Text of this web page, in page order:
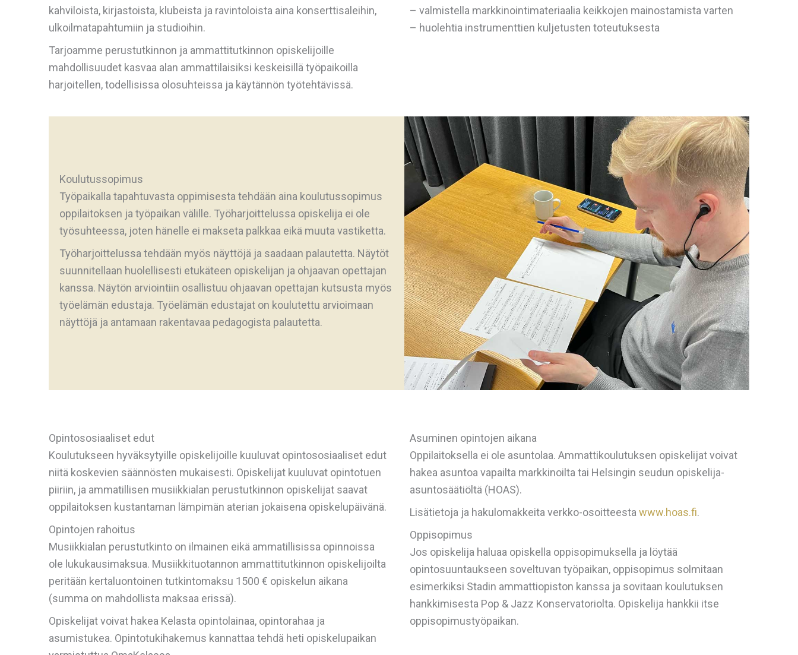
kahviloista, kirjastoista, klubeista ja ravintoloista aina konserttisaleihin,
ulkoilmatapahtumiin ja studioihin.
Tarjoamme perustutkinnon ja ammattitutkinnon opiskelijoille
mahdollisuudet kasvaa alan ammattilaisiksi keskeisillä työpaikoilla
harjoitellen, todellisissa olosuhteissa ja käytännön työtehtävissä.
– valmistella markkinointimateriaalia keikkojen mainostamista varten
– huolehtia instrumenttien kuljetusten toteutuksesta
Koulutussopimus
Työpaikalla tapahtuvasta oppimisesta tehdään aina koulutussopimus
oppilaitoksen ja työpaikan välille. Työharjoittelussa opiskelija ei ole
työsuhteessa, joten hänelle ei makseta palkkaa eikä muuta vastiketta.
Työharjoittelussa tehdään myös näyttöjä ja saadaan palautetta. Näytöt
suunnitellaan huolellisesti etukäteen opiskelijan ja ohjaavan opettajan
kanssa. Näytön arviointiin osallistuu ohjaavan opettajan kutsusta myös
työelämän edustaja. Työelämän edustajat on koulutettu arvioimaan
näyttöjä ja antamaan rakentavaa pedagogista palautetta.
Opintososiaaliset edut
Koulutukseen hyväksytyille opiskelijoille kuuluvat opintososiaaliset edut
niitä koskevien säännösten mukaisesti. Opiskelijat kuuluvat opintotuen
piiriin, ja ammatillisen musiikkialan perustutkinnon opiskelijat saavat
oppilaitoksen kustantaman lämpimän aterian jokaisena opiskelupäivänä.
Opintojen rahoitus
Musiikkialan perustutkinto on ilmainen eikä ammatillisissa opinnoissa
ole lukukausimaksua. Musiikkituotannon ammattitutkinnon opiskelijoilta
peritään kertaluontoinen tutkintomaksu 1500 € opiskelun aikana
(summa on mahdollista maksaa erissä).
Opiskelijat voivat hakea Kelasta opintolainaa, opintorahaa ja
asumistukea. Opintotukihakemus kannattaa tehdä heti opiskelupaikan
Asuminen opintojen aikana
Oppilaitoksella ei ole asuntolaa. Ammattikoulutuksen opiskelijat voivat
hakea asuntoa vapailta markkinoilta tai Helsingin seudun opiskelija-
asuntosäätiöltä (HOAS).
Lisätietoja ja hakulomakkeita verkko-osoitteesta www.hoas.fi.
Oppisopimus
Jos opiskelija haluaa opiskella oppisopimuksella ja löytää
opintosuuntaukseen soveltuvan työpaikan, oppisopimus solmitaan
esimerkiksi Stadin ammattiopiston kanssa ja sovitaan koulutuksen
hankkimisesta Pop & Jazz Konservatoriolta. Opiskelija hankkii itse
oppisopimustyöpaikan.